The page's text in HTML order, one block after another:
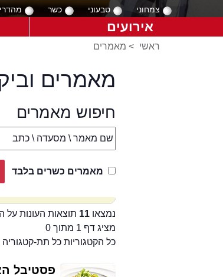
צמחוני טבעוני כשר
אירועים
ראשי > מאמרים
מאמרים
חיפוש מאמרים
מאמרים כשרים בלבד
נמצאו 11 תוצאות העונות
מציג דף 1 מתוך 0
כל הקטגוריות כל תת-
פסטיבל